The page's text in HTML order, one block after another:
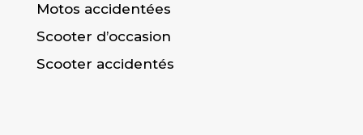
Motos accidentées
Scooter d’occasion
Scooter accidentés